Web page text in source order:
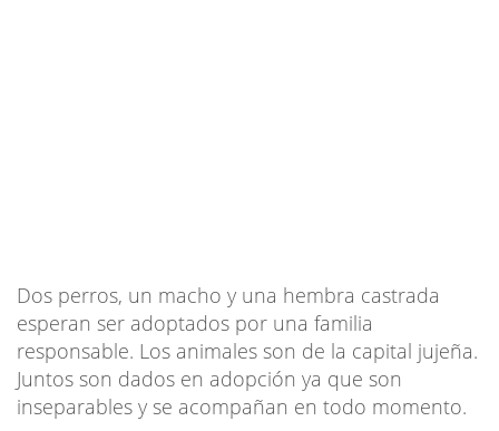
Dos perros, un macho y una hembra castrada
esperan ser adoptados por una familia
responsable. Los animales son de la capital jujeña.
Juntos son dados en adopción ya que son
inseparables y se acompañan en todo momento.